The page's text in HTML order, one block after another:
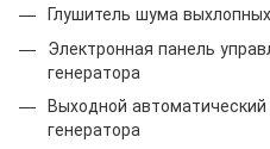
Глушитель шума
Электронная панель
генератора
Выходной
генератора